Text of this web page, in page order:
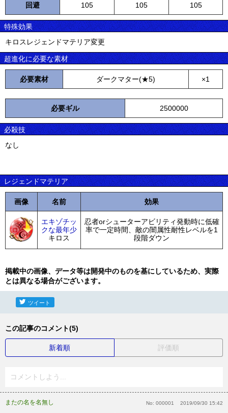
回避 105 105 105
特殊効果
キロスレジェンドマテリア変更
超進化に必要な素材
必要素材 ダークマター(★5) ×1
必要ギル 2500000
必殺技
なし
レジェンドマテリア
画像 名前 効果
エキゾチッ
クな最年少
キロス
忍者orシューターアビリティ発動時に低確
率で一定時間、敵の闇属性耐性レベルを1
段階ダウン
掲載中の画像、データ等は開発中のものを基にしているため、実際
とは異なる場合がございます。
ツイート
この記事のコメント(5)
新着順 評価順
コメントしよう...
またの名を名無し No: 000001 2019/09/30 15:42